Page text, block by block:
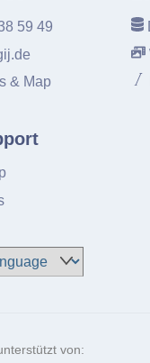
59 49
& Map
von: